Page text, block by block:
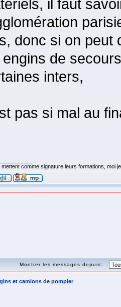
il faut
donc si on peut
engins de
inters,
pas si mal au
comme signature leurs formations, moi
Montrer les messages depuis:
et camions de pompier